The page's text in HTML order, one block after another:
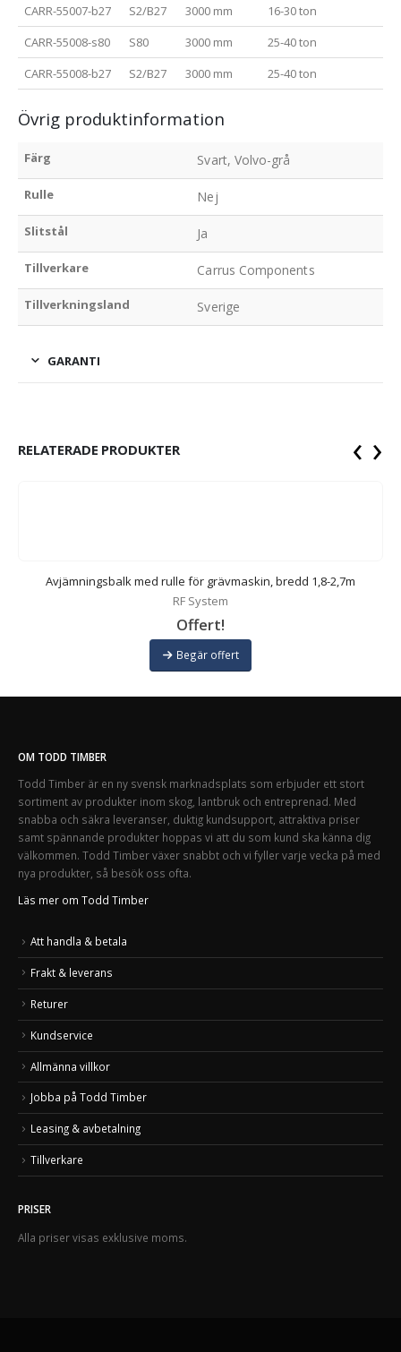
CARR-55007-b27
S2/B27 3000 mm
16-30 ton
CARR-55008-s80
S80 3000 mm
25-40 ton
CARR-55008-b27
S2/B27 3000 mm 25-40 ton
Övrig produktinformation
Färg Svart, Volvo-grå
Rulle Nej
Slitstål Ja
Tillverkare Carrus Components
Tillverkningsland Sverige
GARANTI
RELATERADE PRODUKTER
Avjämningsbalk med rulle för grävmaskin, bredd 1,8-2,7m
RF System
Offert!
Begär offert
‹ ›
OM TODD TIMBER
Todd Timber är en ny svensk marknadsplats som erbjuder ett stort
sortiment av produkter inom skog, lantbruk och entreprenad. Med
snabba och säkra leveranser, duktig kundsupport, attraktiva priser
samt spännande produkter hoppas vi att du som kund ska känna dig
välkommen. Todd Timber växer snabbt och vi fyller varje vecka på med
nya produkter, så besök oss ofta.
Läs mer om Todd Timber
Att handla & betala
Frakt & leverans
Returer
Kundservice
Allmänna villkor
Jobba på Todd Timber
Leasing & avbetalning
Tillverkare
PRISER
Alla priser visas exklusive moms.